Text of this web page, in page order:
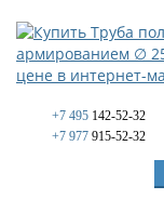
+7 495 142-52-32
+7 977 915-52-32